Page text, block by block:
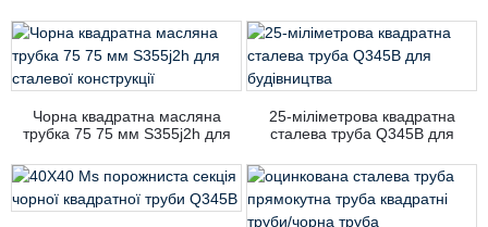
Чорна квадратна масляна
трубка 75 75 мм S355j2h для
25-міліметрова квадратна
сталева труба Q345B для